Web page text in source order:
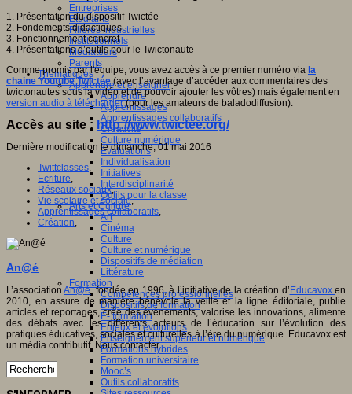
Entreprises
Etudiants
Filières industrielles
Institutionnels
Médiateurs
Parents
Thématiques
Apprendre et enseigner
Apprendre
Apprentissages
Apprentissages collaboratifs
Créativité
Culture numérique
Evaluations
Individualisation
Initiatives
Interdisciplinarité
Outils pour la classe
Arts et Culture
Art
Cinéma
Culture
Culture et numérique
Dispositifs de médiation
Littérature
Formation
Compétences professionnelles
Dispositifs de formation
E- formation
Enjeux et évolutions
Enseignement supérieur et numérique
Formations hybrides
Formation universitaire
Mooc’s
Outils collaboratifs
1. Présentation du dispositif Twictée
2. Fondements didactiques
3. Fonctionnement concret
4. Présentations d’outils pour le Twictonaute
Comme promis par l'équipe, vous avez accès à ce premier numéro via la
chaine Youtube Twictée(avec l’avantage d’accéder aux commentaires des
twictonautes sous la vidéo et de pouvoir ajouter les vôtres) mais également en
version audio à télécharger(pour les amateurs de baladodiffusion).
Accès au site : http://www.twictee.org/
Dernière modification le dimanche, 01 mai 2016
Twittclasses,
Ecriture,
Réseaux sociaux,
Vie scolaire et sociale,
Apprentissages collaboratifs,
Création,
An@é
L’associationAn@é, fondée en 1996, à l’initiative de la création d’ Educavoxen
2010, en assure de manière bénévole la veille et la ligne éditoriale, publie
articles et reportages, crée des événements, valorise les innovations, alimente
des débats avec les différents acteurs de l’éducation sur l’évolution des
pratiques éducatives, sociales et culturelles à l’ère du numérique. Educavox est
un média contributif. Nous contacter.